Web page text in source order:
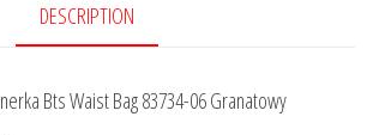
DESCRIPTION
Bts Waist Bag 83734-06 Granatowy